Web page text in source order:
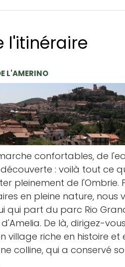
l'itinéraire
L'AMERINO
confortables, de
: voilà tout ce
pleinement de l'Ombrie.
en pleine nature, nous
qui part du parc Rio
De là, dirigez-vous
village riche en histoire et
colline, qui a conservé